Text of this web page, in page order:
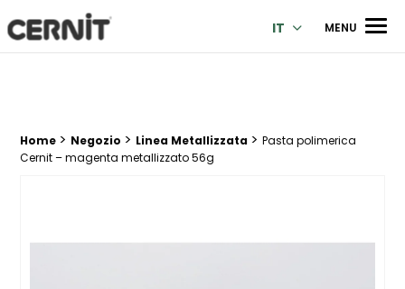
Cernit Une qualité haut de gamme pour des créations
IT MENU
Breadcrumb trail:
Home > Negozio > Linea Metallizzata > Pasta polimerica
Cernit – magenta metallizzato 56g